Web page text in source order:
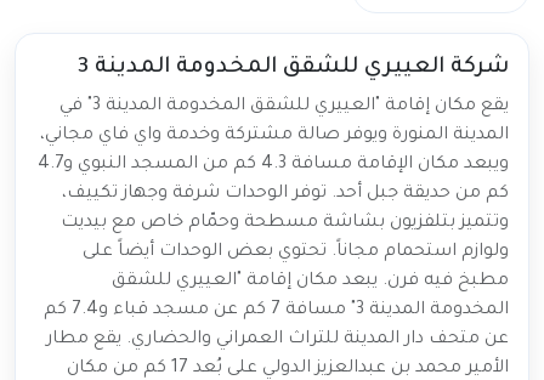
شركة العييري للشقق المخدومة المدينة 3
يقع مكان إقامة "العييري للشقق المخدومة المدينة 3" في
المدينة المنورة ويوفر صالة مشتركة وخدمة واي فاي مجاني،
ويبعد مكان الإقامة مسافة 4.3 كم من المسجد النبوي و4.7
كم من حديقة جبل أحد. توفر الوحدات شرفة وجهاز تكييف،
وتتميز بتلفزيون بشاشة مسطحة وحمّام خاص مع بيديت
ولوازم استحمام مجاناً. تحتوي بعض الوحدات أيضاً على
مطبخ فيه فرن. يبعد مكان إقامة "العييري للشقق
المخدومة المدينة 3" مسافة 7 كم عن مسجد قباء و7.4 كم
عن متحف دار المدينة للتراث العمراني والحضاري. يقع مطار
الأمير محمد بن عبدالعزيز الدولي على بُعد 17 كم من مكان